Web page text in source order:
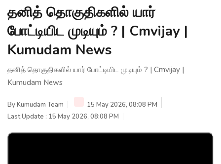
தனித் தொகுதிகளில் யார்
போட்டியிட முடியும் ? | Cmvijay |
Kumudam News
தனித் தொகுதிகளில் யார் போட்டியிட முடியும் ? | Cmvijay |
Kumudam News
ByKumudam Team
15 May 2026, 08:08 PM
Last Update : 15 May 2026, 08:08 PM